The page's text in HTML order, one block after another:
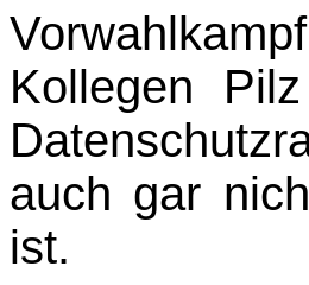
Kollegen
auch gar
ist.